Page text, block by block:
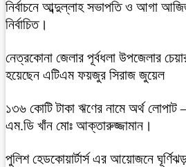
নির্বাচনে আব্দুল্লাহ সভাপতি ও আগা
নির্বাচিত।
নেত্রকোনা জেলার পূর্বধলা উপজেলার
হয়েছেন এটিএম ফয়জুর সিরাজ জুয়েল
১৩৬ কোটি টাকা ঋণের নামে অর্থ
এম.ডি খাঁন মোঃ আক্তারুজ্জামান।
পুলিশ হেডকোয়ার্টার্স এর আয়োজনে ঘূর্ণিঝড়